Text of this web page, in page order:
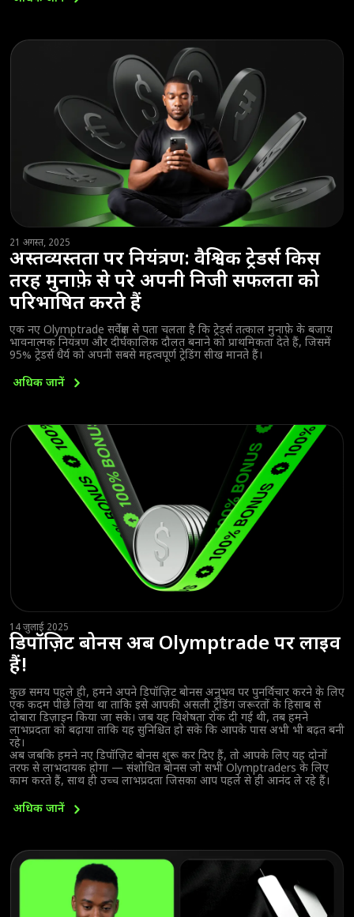
21 अगस्त, 2025
अस्तव्यस्तता पर नियंत्रण: वैश्विक ट्रेडर्स किस
तरह मुनाफ़े से परे अपनी निजी सफलता को
परिभाषित करते हैं
एक नए Olymptrade सर्वेक्षण से पता चलता है कि ट्रेडर्स तत्काल मुनाफ़े के बजाय
भावनात्मक नियंत्रण और दीर्घकालिक दौलत बनाने को प्राथमिकता देते हैं, जिसमें
95% ट्रेडर्स धैर्य को अपनी सबसे महत्वपूर्ण ट्रेडिंग सीख मानते हैं।
अधिक जानें
14 जुलाई 2025
डिपॉज़िट बोनस अब Olymptrade पर लाइव
हैं!
कुछ समय पहले ही, हमने अपने डिपॉज़िट बोनस अनुभव पर पुनर्विचार करने के लिए
एक कदम पीछे लिया था ताकि इसे आपकी असली ट्रेडिंग जरूरतों के हिसाब से
दोबारा डिज़ाइन किया जा सके। जब यह विशेषता रोक दी गई थी, तब हमने
लाभप्रदता को बढ़ाया ताकि यह सुनिश्चित हो सके कि आपके पास अभी भी बढ़त बनी
रहे।
अब जबकि हमने नए डिपॉज़िट बोनस शुरू कर दिए हैं, तो आपके लिए यह दोनों
तरफ से लाभदायक होगा — संशोधित बोनस जो सभी Olymptraders के लिए
काम करते हैं, साथ ही उच्च लाभप्रदता जिसका आप पहले से ही आनंद ले रहे हैं।
अधिक जानें